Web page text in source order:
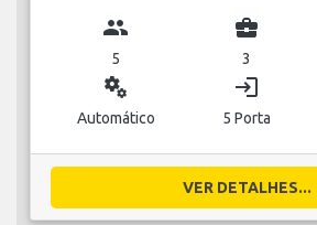
group
5
business_center
3
miscellaneous_services
Automático
login
5 Porta
VER DETALHES...